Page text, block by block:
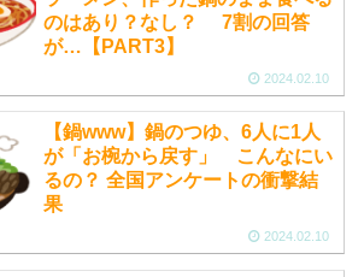
のはあり？なし？ 7割の回答
が…【PART3】
2024.02.10
【鍋www】鍋のつゆ、6人に1人
が「お椀から戻す」 こんなにい
るの？ 全国アンケートの衝撃結
果
2024.02.10